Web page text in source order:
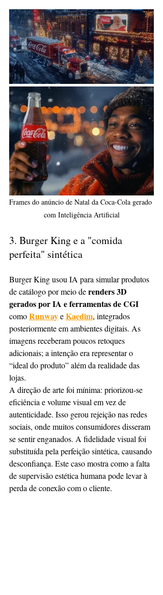
Frames do anúncio de Natal da Coca-Cola gerado
com Inteligência Artificial
3. Burger King e a "comida
perfeita" sintética
Burger King usou IA para simular produtos
de catálogo por meio de renders 3D
gerados por IA e ferramentas de CGI
como Runway e Kaedim, integrados
posteriormente em ambientes digitais. As
imagens receberam poucos retoques
adicionais; a intenção era representar o
“ideal do produto” além da realidade das
lojas.
A direção de arte foi mínima: priorizou-se
eficiência e volume visual em vez de
autenticidade. Isso gerou rejeição nas redes
sociais, onde muitos consumidores disseram
se sentir enganados. A fidelidade visual foi
substituída pela perfeição sintética, causando
desconfiança. Este caso mostra como a falta
de supervisão estética humana pode levar à
perda de conexão com o cliente.